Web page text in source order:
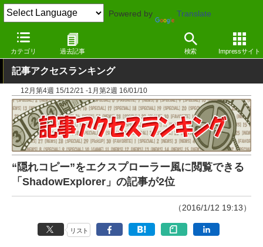
Powered by Translate
カテゴリ 過去記事 検索 Impressサイト
窓の杜 その他の話題
記事アクセスランキング
12月第4週 15/12/21 -1月第2週 16/01/10
“隠れコピー”をエクスプローラー風に閲覧できる
「ShadowExplorer」の記事が2位
（2016/1/12 19:13）
リスト